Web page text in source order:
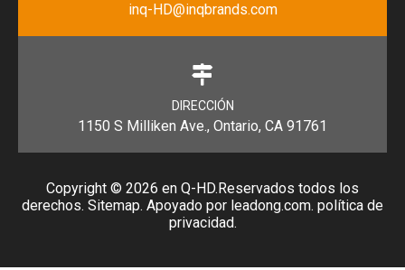
inq-HD@inqbrands.com
DIRECCIÓN
1150 S Milliken Ave., Ontario, CA 91761
Copyright © 2026 en Q-HD.Reservados todos los
derechos. Sitemap. Apoyado por leadong.com. política de
privacidad.